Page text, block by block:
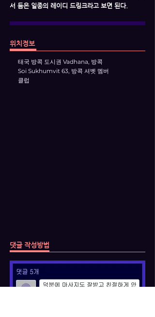
서 듬은 일종의 레이디 드링크라고 보면 된다.
위치정보
태국 방콕 도시권 Vadhana, 방콕
Soi Sukhumvit 63, 방콕 셔벳 멤버
클럽
댓글 작성방법